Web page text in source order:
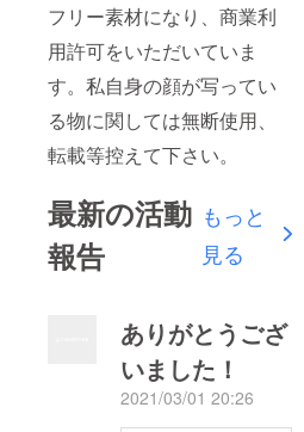
フリー素材になり、商業利
用許可をいただいていま
す。私自身の顔が写ってい
る物に関しては無断使用、
転載等控えて下さい。
最新の活動
報告
もっと
見る
ありがとうござ
いました！
2021/03/01 20:26